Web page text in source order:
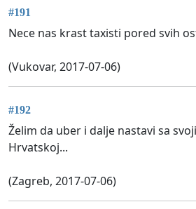
#191
Nece nas krast taxisti pored svih
(Vukovar, 2017-07-06)
#192
Želim da uber i dalje nastavi sa
Hrvatskoj...
(Zagreb, 2017-07-06)